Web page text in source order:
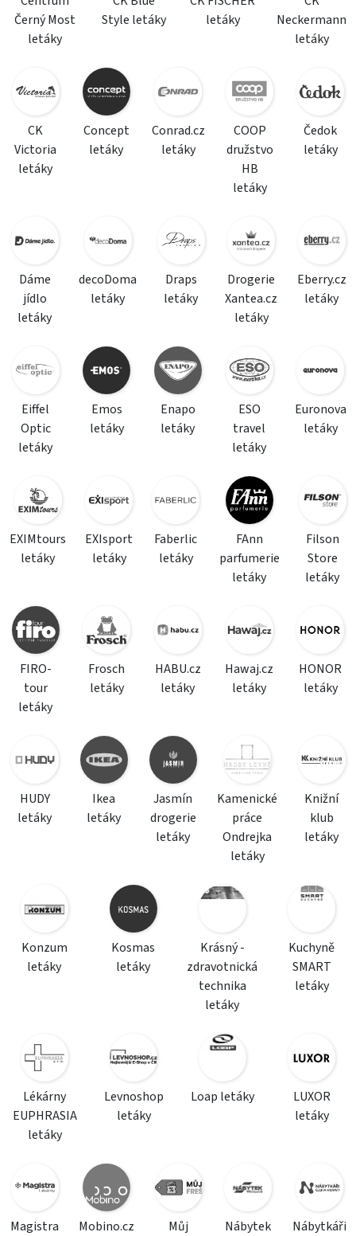
Černý Most
letáky
Style letáky
letáky
Neckermann
letáky
CK
Victoria
letáky
Concept
letáky
Conrad.cz
letáky
COOP
družstvo
HB
letáky
Čedok
letáky
Dáme
jídlo
letáky
decoDoma
letáky
Draps
letáky
Drogerie
Xantea.cz
letáky
Eberry.cz
letáky
Eiffel
Optic
letáky
Emos
letáky
Enapo
letáky
ESO
travel
letáky
Euronova
letáky
EXIMtours
letáky
EXIsport
letáky
Faberlic
letáky
FAnn
parfumerie
letáky
Filson
Store
letáky
FIRO-
tour
letáky
Frosch
letáky
HABU.cz
letáky
Hawaj.cz
letáky
HONOR
letáky
HUDY
letáky
Ikea
letáky
Jasmín
drogerie
letáky
Kamenické
práce
Ondrejka
letáky
Knižní
klub
letáky
Konzum
letáky
Kosmas
letáky
Krásný -
zdravotnická
technika
letáky
Kuchyně
SMART
letáky
Lékárny
EUPHRASIA
letáky
Levnoshop
letáky
Loap letáky
LUXOR
letáky
Magistra
Mobino.cz
Můj
Nábytek
Nábytkáři